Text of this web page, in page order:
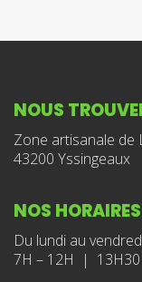
NOUS
Zone artisanale de
43200 Yssingeaux
NOS HORAIRES
Du lundi au
7H – 12H | 13H30